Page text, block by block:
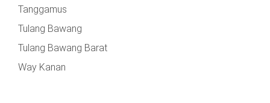
Tanggamus
Tulang Bawang
Tulang Bawang Barat
Way Kanan